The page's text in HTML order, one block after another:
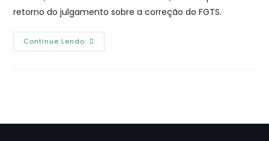
retorno do julgamento sobre a correção do FGTS.
Continue Lendo